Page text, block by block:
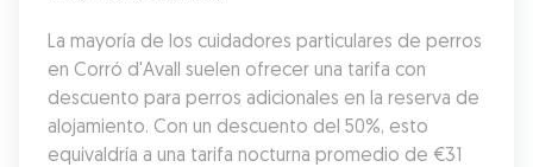
La mayoría de los cuidadores particulares de perros
en Corró d'Avall suelen ofrecer una tarifa con
descuento para perros adicionales en la reserva de
alojamiento. Con un descuento del 50%, esto
equivaldría a una tarifa nocturna promedio de €31